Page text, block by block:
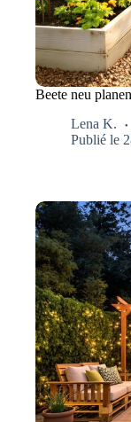
Beete neu
Lena K.
Publié le